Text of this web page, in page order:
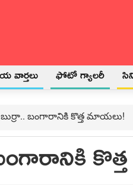
వార్తలు ఫోటో గ్యాలరీ
బుర్రా.. బంగారానికి కొత్త మాయలు!
బంగారానికి